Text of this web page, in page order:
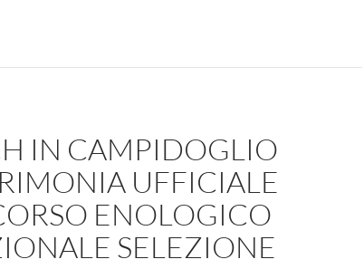
IN CAMPIDOGLIO
UFFICIALE
ENOLOGICO
SELEZIONE